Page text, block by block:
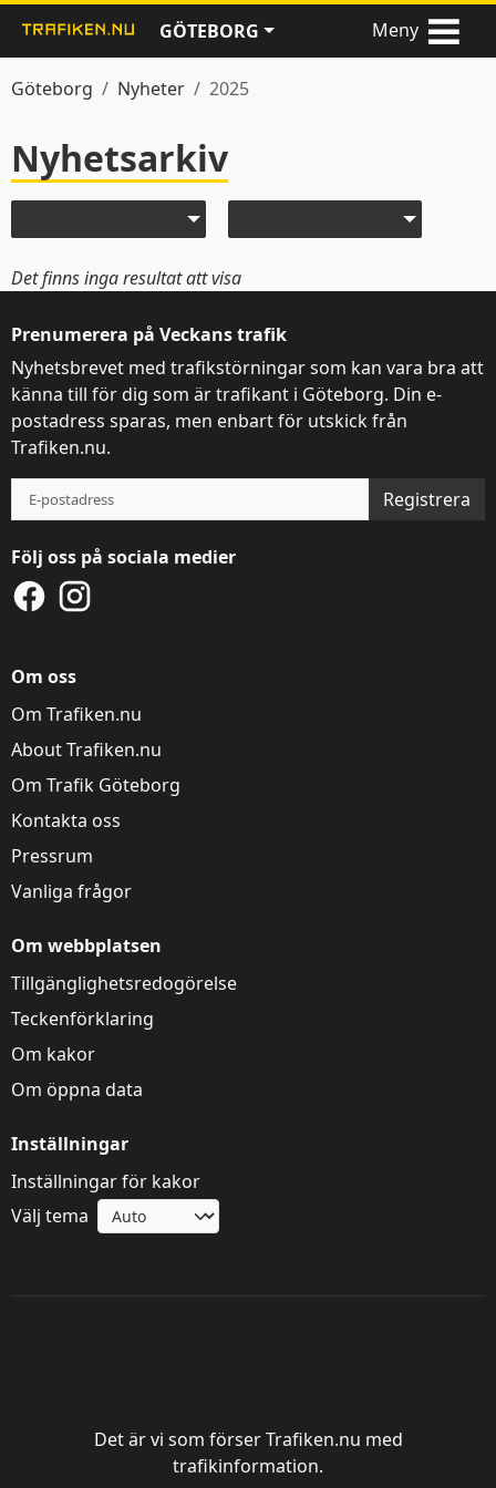
bättre upplevelse. Du kan ändra dina
inställningar på
Visa detaljer
GÖTEBORG Meny
Göteborg Nyheter 2025
Nyhetsarkiv
Nyheter
Det finns inga resultat att visa
Om oss
Om Trafiken.nu
About Trafiken.nu
Om Trafik Göteborg
Kontakta oss
Pressrum
Vanliga frågor
Om webbplatsen
Tillgänglighetsredogörelse
Teckenförklaring
Om kakor
Om öppna data
Inställningar
Inställningar för kakor
Välj tema
Prenumerera på Veckans trafik
Nyhetsbrevet med trafikstörningar som kan vara bra att
känna till för dig som är trafikant i Göteborg. Din e-
postadress sparas, men enbart för utskick från
Trafiken.nu.
Registrera
Följ oss på sociala medier
Det är vi som förser Trafiken.nu med
trafikinformation.